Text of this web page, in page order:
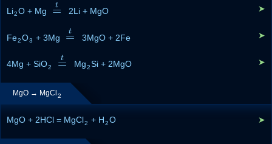
Li2O + Mg =
t
=t 2Li + MgO ➤
Fe2O3 + 3Mg =
t
=t 3MgO + 2Fe ➤
4Mg + SiO2 =
t
=t Mg 2 Si + 2MgO ➤
MgO → MgCl 2
MgO + 2HCl = MgCl2 + H2O ➤